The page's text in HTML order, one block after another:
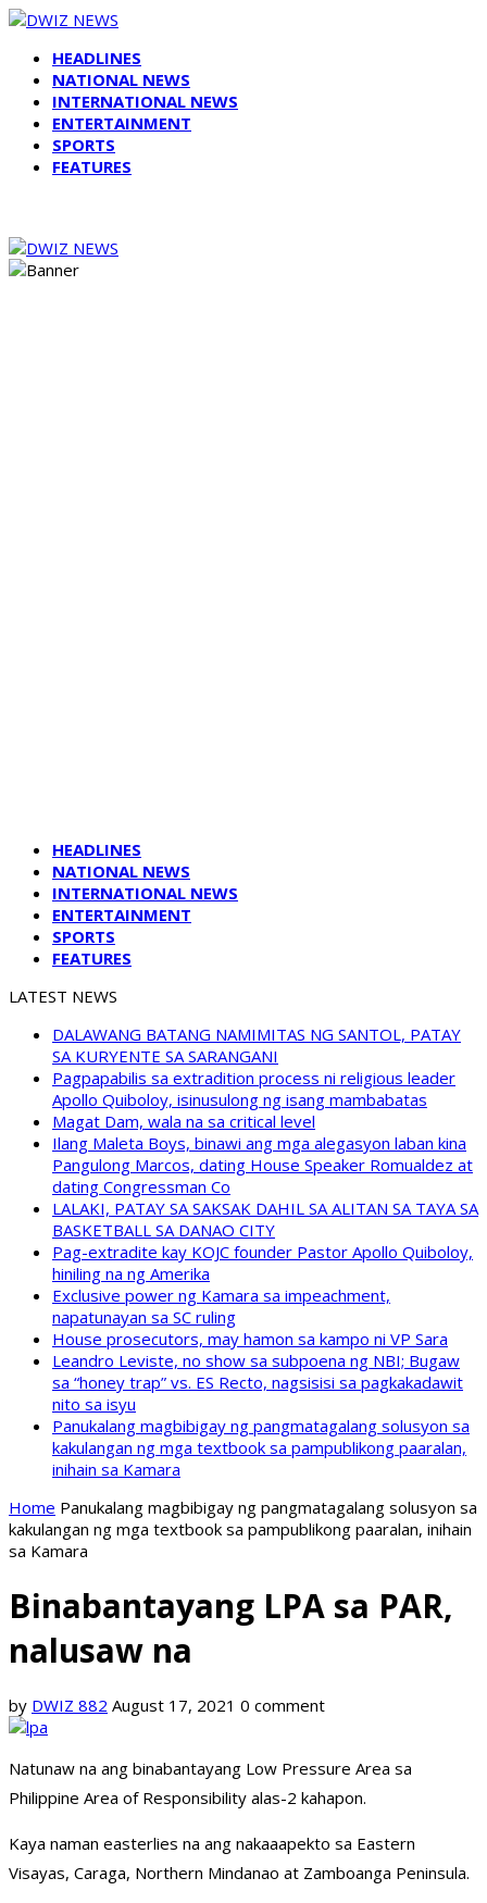
HEADLINES
NATIONAL NEWS
INTERNATIONAL NEWS
ENTERTAINMENT
SPORTS
FEATURES
HEADLINES
NATIONAL NEWS
INTERNATIONAL NEWS
ENTERTAINMENT
SPORTS
FEATURES
LATEST NEWS
DALAWANG BATANG NAMIMITAS NG SANTOL, PATAY
SA KURYENTE SA SARANGANI
Pagpapabilis sa extradition process ni religious leader
Apollo Quiboloy, isinusulong ng isang mambabatas
Magat Dam, wala na sa critical level
Ilang Maleta Boys, binawi ang mga alegasyon laban kina
Pangulong Marcos, dating House Speaker Romualdez at
dating Congressman Co
LALAKI, PATAY SA SAKSAK DAHIL SA ALITAN SA TAYA SA
BASKETBALL SA DANAO CITY
Pag-extradite kay KOJC founder Pastor Apollo Quiboloy,
hiniling na ng Amerika
Exclusive power ng Kamara sa impeachment,
napatunayan sa SC ruling
House prosecutors, may hamon sa kampo ni VP Sara
Leandro Leviste, no show sa subpoena ng NBI; Bugaw
sa “honey trap” vs. ES Recto, nagsisisi sa pagkakadawit
nito sa isyu
Panukalang magbibigay ng pangmatagalang solusyon sa
kakulangan ng mga textbook sa pampublikong paaralan,
inihain sa Kamara
Home Panukalang magbibigay ng pangmatagalang solusyon sa
kakulangan ng mga textbook sa pampublikong paaralan, inihain
sa Kamara
Binabantayang LPA sa PAR,
nalusaw na
by DWIZ 882 August 17, 2021 0 comment
Natunaw na ang binabantayang Low Pressure Area sa
Philippine Area of Responsibility alas-2 kahapon.
Kaya naman easterlies na ang nakaaapekto sa Eastern
Visayas, Caraga, Northern Mindanao at Zamboanga Peninsula.